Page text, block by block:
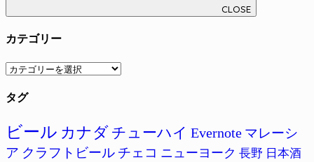
CLOSE
カテゴリー
カ
ゴ
ー
タグ
ビール カナダ チューハイ Evernote マレーシ
ア クラフトビール チェコ ニューヨーク 長野 日本酒